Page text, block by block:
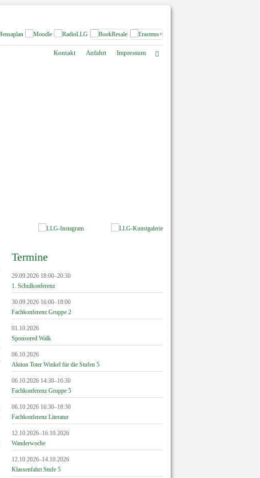
Impressum
Anfahrt
Kontakt
Termine
29.09.2026 18:00–20:30
1. Schulkonferenz
30.09.2026 16:00–18:00
Fachkonferenz Gruppe 2
01.10.2026
Sponsored Walk
06.10.2026
Aktion Toter Winkel für die Stufen 5
06.10.2026 14:30–16:30
Fachkonferenz Gruppe 5
06.10.2026 16:30–18:30
Fachkonferenz Literatur
12.10.2026–16.10.2026
Wanderwoche
12.10.2026–14.10.2026
Klassenfahrt Stufe 5